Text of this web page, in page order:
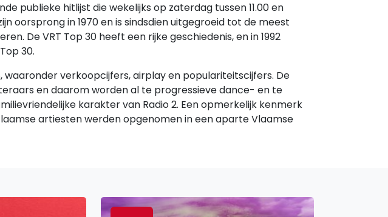
publieke hitlijst die wekelijks op zaterdag tussen 11.00 en
oorsprong in 1970 en is sindsdien uitgegroeid tot de meest
De VRT Top 30 heeft een rijke geschiedenis, en in 1992
30.
verkoopcijfers, airplay en populariteitscijfers. De
en daarom worden al te progressieve dance- en te
karakter van Radio 2. Een opmerkelijk kenmerk
artiesten werden opgenomen in een aparte Vlaamse